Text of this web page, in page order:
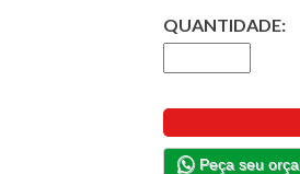
QUANTIDADE:
Peça seu